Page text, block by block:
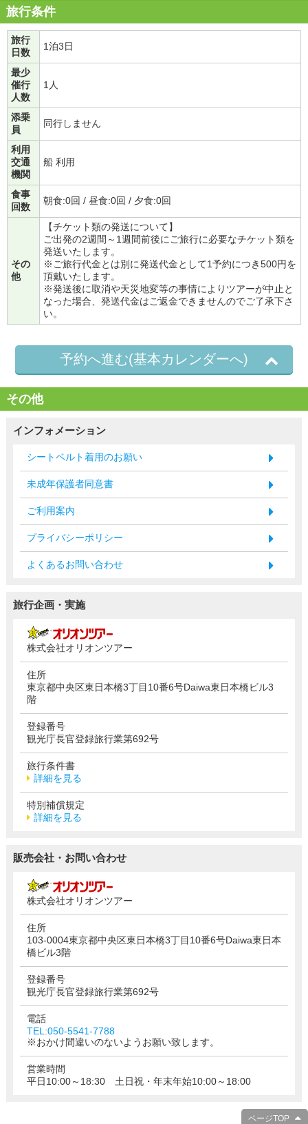
旅行条件
旅行
日数
1泊3日
最少
催行
人数
1人
添乗
員
同行しません
利用
交通
機関
船 利用
食事
回数
朝食:0回 / 昼食:0回 / 夕食:0回
その
他
【チケット類の発送について】
ご出発の2週間～1週間前後にご旅行に必要なチケット類を
発送いたします。
※ご旅行代金とは別に発送代金として1予約につき500円を
頂戴いたします。
※発送後に取消や天災地変等の事情によりツアーが中止と
なった場合、発送代金はご返金できませんのでご了承下さ
い。
予約へ進む(基本カレンダーへ)
その他
インフォメーション
シートベルト着用のお願い
未成年保護者同意書
ご利用案内
プライバシーポリシー
よくあるお問い合わせ
旅行企画・実施
株式会社オリオンツアー
住所
東京都中央区東日本橋3丁目10番6号Daiwa東日本橋ビル3
階
登録番号
観光庁長官登録旅行業第692号
旅行条件書
詳細を見る
特別補償規定
詳細を見る
販売会社・お問い合わせ
株式会社オリオンツアー
住所
103-0004東京都中央区東日本橋3丁目10番6号Daiwa東日本
橋ビル3階
登録番号
観光庁長官登録旅行業第692号
電話
TEL:050-5541-7788
※おかけ間違いのないようお願い致します。
営業時間
平日10:00～18:30 土日祝・年末年始10:00～18:00
ページTOP